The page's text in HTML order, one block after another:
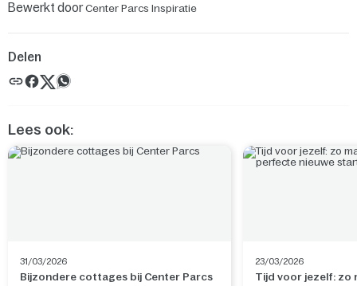
Bewerkt doorCenter Parcs Inspiratie
Delen
Lees ook:
31/03/2026
Bijzondere cottages bij Center Parcs
23/03/2026
Tijd voor jezelf: zo